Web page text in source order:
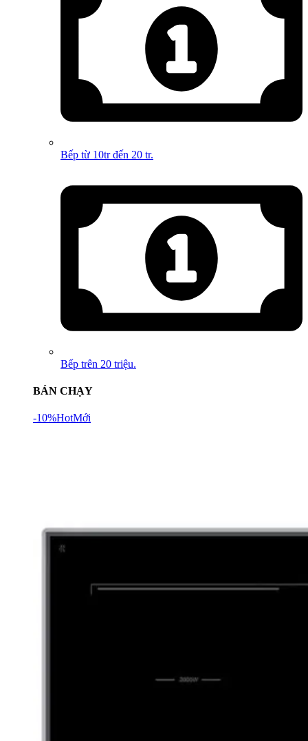
Bếp từ 10tr đến 20 tr.
Bếp trên 20 triệu.
BÁN CHẠY
-10%HotMới